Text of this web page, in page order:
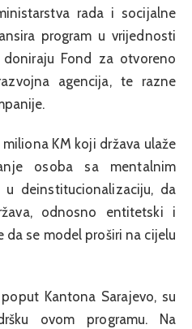
rada i socijalne
program u vrijednosti
Fond za otvoreno
agencija, te razne
KM koji država ulaže
osoba sa mentalnim
u deinstitucionalizaciju, da
odnosno entitetski i
se model proširi na cijelu
Kantona Sarajevo, su
ovom programu. Na